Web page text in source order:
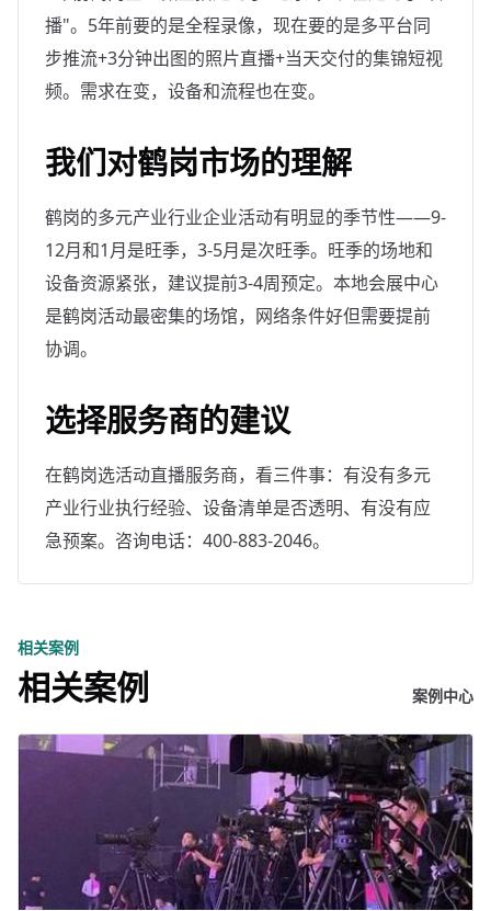
播"。5年前要的是全程录像，现在要的是多平台同
步推流+3分钟出图的照片直播+当天交付的集锦短视
频。需求在变，设备和流程也在变。
我们对鹤岗市场的理解
鹤岗的多元产业行业企业活动有明显的季节性——9-
12月和1月是旺季，3-5月是次旺季。旺季的场地和
设备资源紧张，建议提前3-4周预定。本地会展中心
是鹤岗活动最密集的场馆，网络条件好但需要提前
协调。
选择服务商的建议
在鹤岗选活动直播服务商，看三件事：有没有多元
产业行业执行经验、设备清单是否透明、有没有应
急预案。咨询电话：400-883-2046。
相关案例
相关案例 案例中心